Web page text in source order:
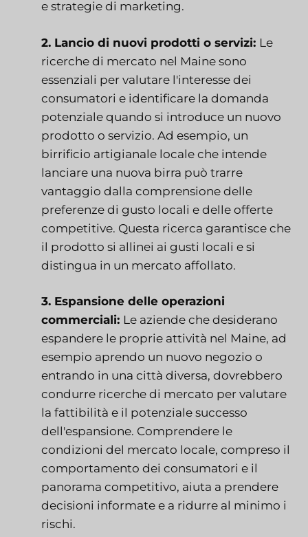
e strategie di marketing.
2. Lancio di nuovi prodotti o servizi: Le
ricerche di mercato nel Maine sono
essenziali per valutare l'interesse dei
consumatori e identificare la domanda
potenziale quando si introduce un nuovo
prodotto o servizio. Ad esempio, un
birrificio artigianale locale che intende
lanciare una nuova birra può trarre
vantaggio dalla comprensione delle
preferenze di gusto locali e delle offerte
competitive. Questa ricerca garantisce che
il prodotto si allinei ai gusti locali e si
distingua in un mercato affollato.
3. Espansione delle operazioni
commerciali: Le aziende che desiderano
espandere le proprie attività nel Maine, ad
esempio aprendo un nuovo negozio o
entrando in una città diversa, dovrebbero
condurre ricerche di mercato per valutare
la fattibilità e il potenziale successo
dell'espansione. Comprendere le
condizioni del mercato locale, compreso il
comportamento dei consumatori e il
panorama competitivo, aiuta a prendere
decisioni informate e a ridurre al minimo i
rischi.